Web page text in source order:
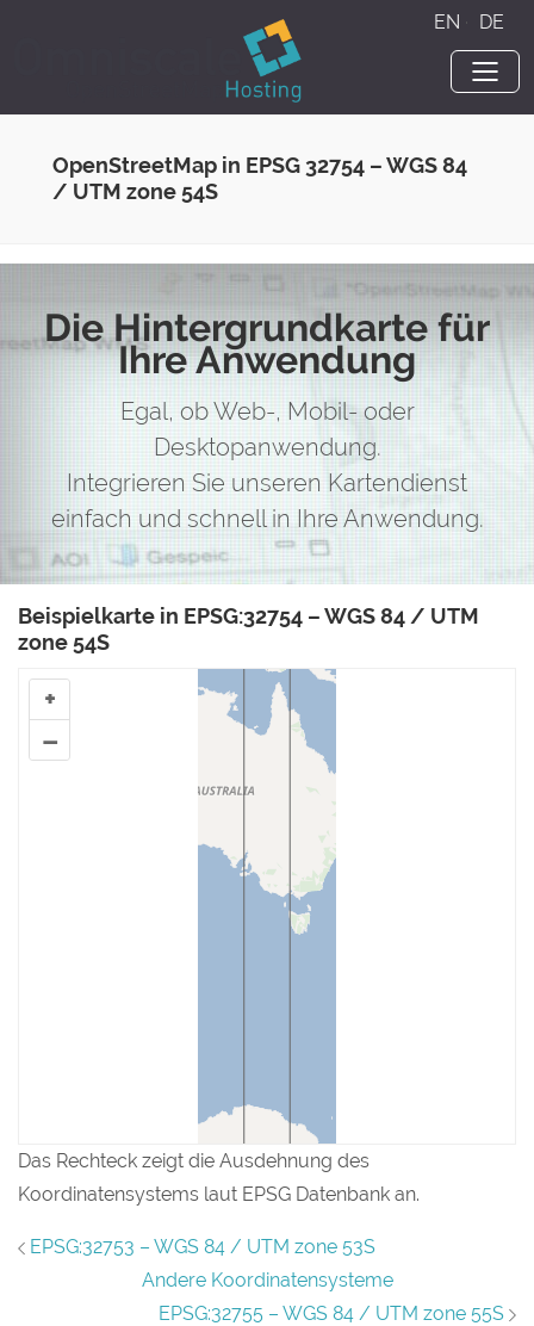
EN · DE
OpenStreetMap in EPSG 32754 – WGS 84
/ UTM zone 54S
Die Hintergrundkarte für
Ihre Anwendung
Egal, ob Web-, Mobil- oder
Desktopanwendung.
Integrieren Sie unseren Kartendienst
einfach und schnell in Ihre Anwendung.
Beispielkarte in EPSG:32754 – WGS 84 / UTM
zone 54S
+
–
Das Rechteck zeigt die Ausdehnung des
Koordinatensystems laut EPSG Datenbank an.
EPSG:32753 – WGS 84 / UTM zone 53S
Andere Koordinatensysteme
EPSG:32755 – WGS 84 / UTM zone 55S